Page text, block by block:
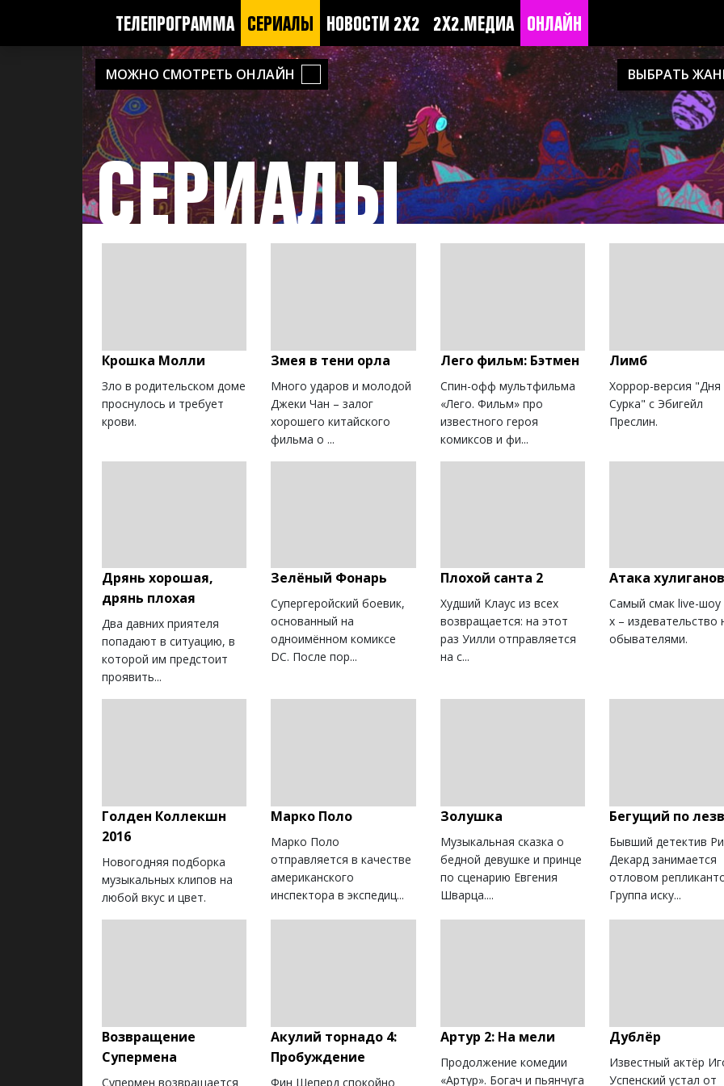
ТЕЛЕПРОГРАММА СЕРИАЛЫ НОВОСТИ 2Х2 2Х2.МЕДИА ОНЛАЙН
МОЖНО СМОТРЕТЬ ОНЛАЙН ВЫБРАТЬ
СЕРИАЛЫ
Крошка Молли
Зло в родительском доме
проснулось и требует
крови.
Змея в тени орла
Много ударов и молодой
Джеки Чан – залог
хорошего китайского
фильма о ...
Лего фильм: Бэтмен
Cпин-офф мультфильма
«Лего. Фильм» про
известного героя
комиксов и фи...
Лимб
Хоррор-версия "Дня
Сурка" с Эбигейл
Преслин.
Дрянь хорошая,
дрянь плохая
Два давних приятеля
попадают в ситуацию, в
которой им предстоит
проявить...
Зелёный Фонарь
Супергеройский боевик,
основанный на
одноимённом комиксе
DC. После пор...
Плохой санта 2
Худший Клаус из всех
возвращается: на этот
раз Уилли отправляется
на с...
Атака хулиганов
Самый смак live-шоу
х – издевательство
обывателями.
Голден Коллекшн
2016
Новогодняя подборка
музыкальных клипов на
любой вкус и цвет.
Марко Поло
Марко Поло
отправляется в качестве
американского
инспектора в экспедиц...
Золушка
Музыкальная сказка о
бедной девушке и принце
по сценарию Евгения
Шварца....
Бегущий по
Бывший детектив
Декард занимается
отловом
Группа иску...
Возвращение
Супермена
Супермен возвращается
Акулий торнадо 4:
Пробуждение
Фин Шеперд спокойно
Артур 2: На мели
Продолжение комедии
«Артур». Богач и пьянчуга
Дублёр
Известный актёр
Успенский устал от